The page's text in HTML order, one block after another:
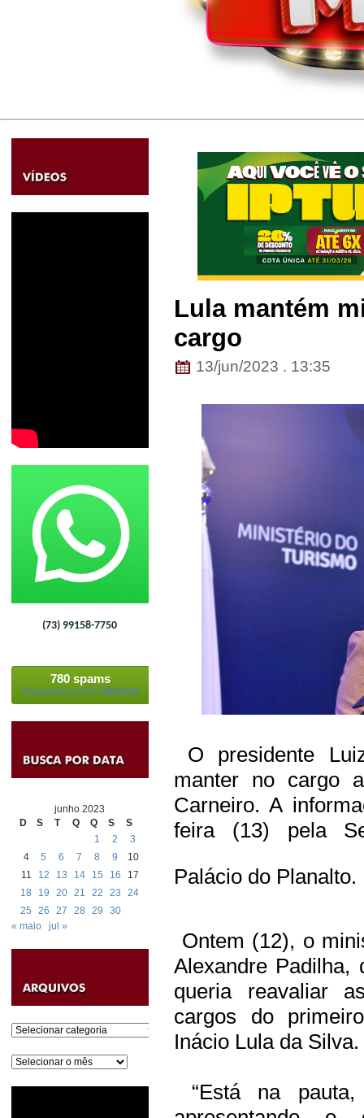
(73) 99158-7750
780 spams
bloqueados pelo Akismet
junho 2023
D
S T Q Q S
S
1
2
3
4
5 6 7 8 9
10
11
12 13 14 15 16
17
18
19 20 21 22 23
24
25
26 27 28 29
30
« maio
jul »
Categorias
Arquivos
Lula mantém
cargo
13/jun/2023 . 13:35
O presidente
manter no cargo
Carneiro. A
feira (13) pela
Palácio do Planalto.
Ontem (12), o
Alexandre Padilha,
queria reavaliar
cargos do
Inácio Lula da Silva.
“Está na